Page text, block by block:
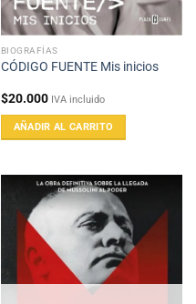
BIOGRAFÍAS
CÓDIGO FUENTE Mis inicios
$20.000 IVA incluido
AÑADIR AL CARRITO